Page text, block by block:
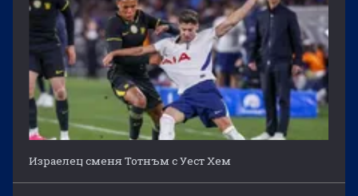
Израелец сменя Тотнъм с Уест Хем